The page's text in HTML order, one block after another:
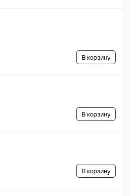
В корзину
В корзину
В корзину